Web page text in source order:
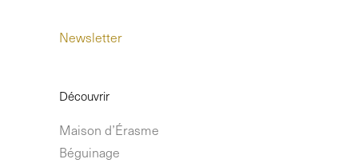
Newsletter
Découvrir
Maison d’Érasme
Béguinage